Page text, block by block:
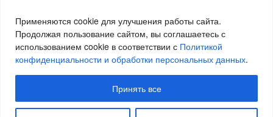
Применяются cookie для улучшения работы сайта.
Продолжая пользование сайтом, вы соглашаетесь с
использованием cookie в соответствии с Политикой
конфиденциальности и обработки персональных данных.
Принять все